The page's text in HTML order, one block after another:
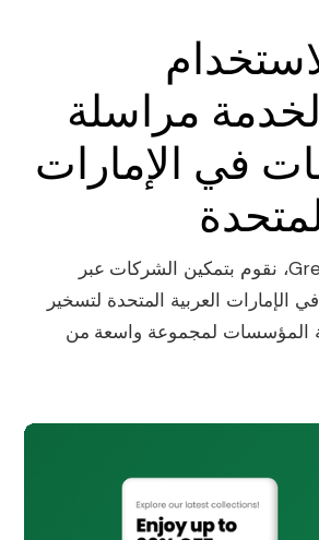
مراسلة
في الإمارات
في GreenAds Global، نقوم بتمكين الشركات عبر
الإمارات العربية المتحدة لتسخير
المؤسسات لمجموعة واسعة من